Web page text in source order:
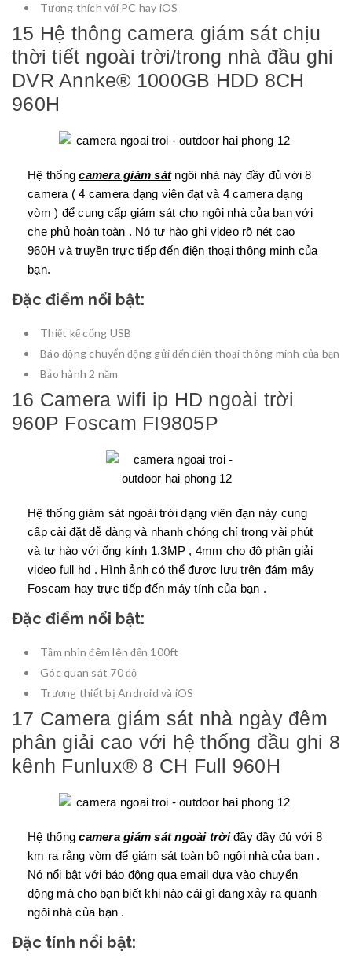
Tương thích với PC hay iOS
15 Hệ thông camera giám sát chịu
thời tiết ngoài trời/trong nhà đầu ghi
DVR Annke® 1000GB HDD 8CH
960H
Hệ thốngcamera giám sátngôi nhà này đầy đủ với 8
camera ( 4 camera dạng viên đạt và 4 camera dạng
vòm ) để cung cấp giám sát cho ngôi nhà của bạn với
che phủ hoàn toàn . Nó tự hào ghi video rõ nét cao
960H và truyền trực tiếp đến điện thoại thông minh của
bạn.
Đặc điểm nổi bật:
Thiết kế cổng USB
Báo động chuyển động gửi đến điện thoại thông minh của bạn
Bảo hành 2 năm
16 Camera wifi ip HD ngoài trời
960P Foscam FI9805P
Hệ thống giám sát ngoài trời dạng viên đạn này cung
cấp cài đặt dễ dàng và nhanh chóng chỉ trong vài phút
và tự hào với ống kính 1.3MP , 4mm cho độ phân giải
video full hd . Hình ảnh có thể được lưu trên đám mây
Foscam hay trực tiếp đến máy tính của bạn .
Đặc điểm nổi bật:
Tầm nhìn đêm lên đến 100ft
Góc quan sát 70 độ
Trương thiết bị Android và iOS
17 Camera giám sát nhà ngày đêm
phân giải cao với hệ thống đầu ghi 8
kênh Funlux® 8 CH Full 960H
Hệ thốngcamera giám sát ngoài trờiđầy đầy đủ với 8
km ra rằng vòm để giám sát toàn bộ ngôi nhà của bạn .
Nó nổi bật với báo động qua email dựa vào chuyển
động mà cho bạn biết khi nào cái gì đang xảy ra quanh
ngôi nhà của bạn .
Đặc tính nổi bật: